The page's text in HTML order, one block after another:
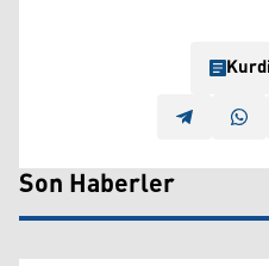
Son Haberler